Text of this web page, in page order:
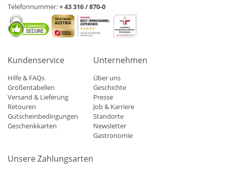
Telefonnummer:+ 43 316 / 870-0
Kundenservice
Hilfe & FAQs
Größentabellen
Versand & Lieferung
Retouren
Gutscheinbedingungen
Geschenkkarten
Unternehmen
Über uns
Geschichte
Presse
Job & Karriere
Standorte
Newsletter
Gastronomie
Unsere Zahlungsarten